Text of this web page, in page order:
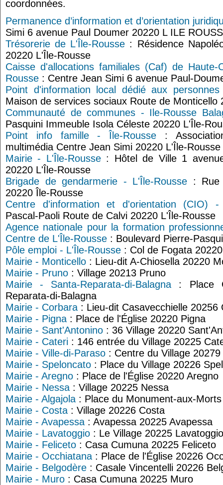
coordonnées.
Permanence d’information et d’orientation
Simi 6 avenue Paul Doumer 20220 L ILE
Trésorerie de L'Île-Rousse : Résidence
20220 L'Île-Rousse
Caisse d'allocations familiales (Caf) de
Rousse : Centre Jean Simi 6 avenue Paul-
Point d'information local dédié aux
Maison de services sociaux Route de Monticello
Communauté de communes - Ile-Rousse
Pasquini Immeuble Isola Céleste 20220 L'Île-
Point info famille - Île-Rousse :
multimédia Centre Jean Simi 20220 L'Île-Rousse
Mairie - L'Île-Rousse: Hôtel de Ville 1
20220 L'Île-Rousse
Brigade de gendarmerie - L'Île-Rousse : Rue
20220 Île-Rousse
Centre d'information et d'orientation (CIO) -
Pascal-Paoli Route de Calvi 20220 L'Île-Rousse
Agence nationale pour la formation
Centre de L'Île-Rousse : Boulevard Pierre-
Pôle emploi - L'Île-Rousse : Col de Fogata
Mairie - Monticello : Lieu-dit A-Chiosella 20220
Mairie - Pruno : Village 20213 Pruno
Mairie - Santa-Reparata-di-Balagna : Place
Reparata-di-Balagna
Mairie - Corbara : Lieu-dit Casavecchielle 20256
Mairie - Pigna : Place de l'Église 20220 Pigna
Mairie - Sant'Antonino : 36 Village 20220
Mairie - Cateri : 146 entrée du Village 20225
Mairie - Ville-di-Paraso : Centre du Village
Mairie - Speloncato : Place du Village 20226
Mairie - Aregno : Place de l'Église 20220 Aregno
Mairie - Nessa : Village 20225 Nessa
Mairie - Algajola : Place du Monument-aux-
Mairie - Costa : Village 20226 Costa
Mairie - Avapessa : Avapessa 20225 Avapessa
Mairie - Lavatoggio : Le Village 20225 Lavatoggio
Mairie - Feliceto : Casa Cumuna 20225 Feliceto
Mairie - Occhiatana : Place de l'Église 20226
Mairie - Belgodère : Casale Vincentelli 20226
Mairie - Muro : Casa Cumuna 20225 Muro